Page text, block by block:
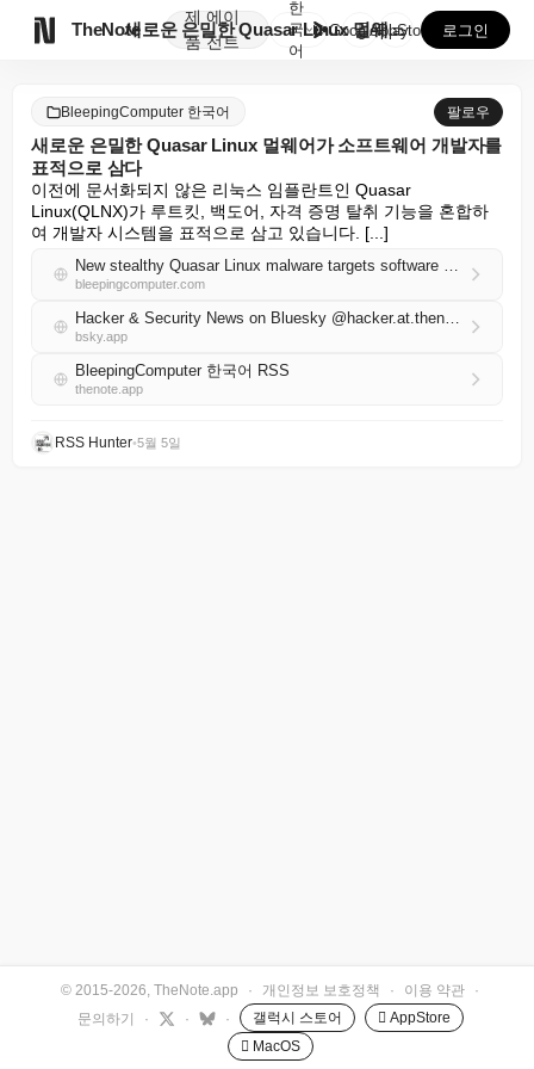
TheNote
제
품
에이
전트
새로운 은밀한 Quasar Linux 멀웨어가 소프트웨...
한
국
어
GooglePlay
AppStore 로그인
BleepingComputer 한국어 팔로우
새로운 은밀한 Quasar Linux 멀웨어가 소프트웨어 개발자를
표적으로 삼다
이전에 문서화되지 않은 리눅스 임플란트인 Quasar
Linux(QLNX)가 루트킷, 백도어, 자격 증명 탈취 기능을 혼합하
여 개발자 시스템을 표적으로 삼고 있습니다. [...]
New stealthy Quasar Linux malware targets software developers
bleepingcomputer.com
Hacker & Security News on Bluesky @hacker.at.thenote.app
bsky.app
BleepingComputer 한국어 RSS
thenote.app
RSS Hunter•5월 5일
© 2015-2026, TheNote.app · 개인정보 보호정책 · 이용 약관
·
문의하기
· · · 갤럭시 스토어
 AppStore
 MacOS